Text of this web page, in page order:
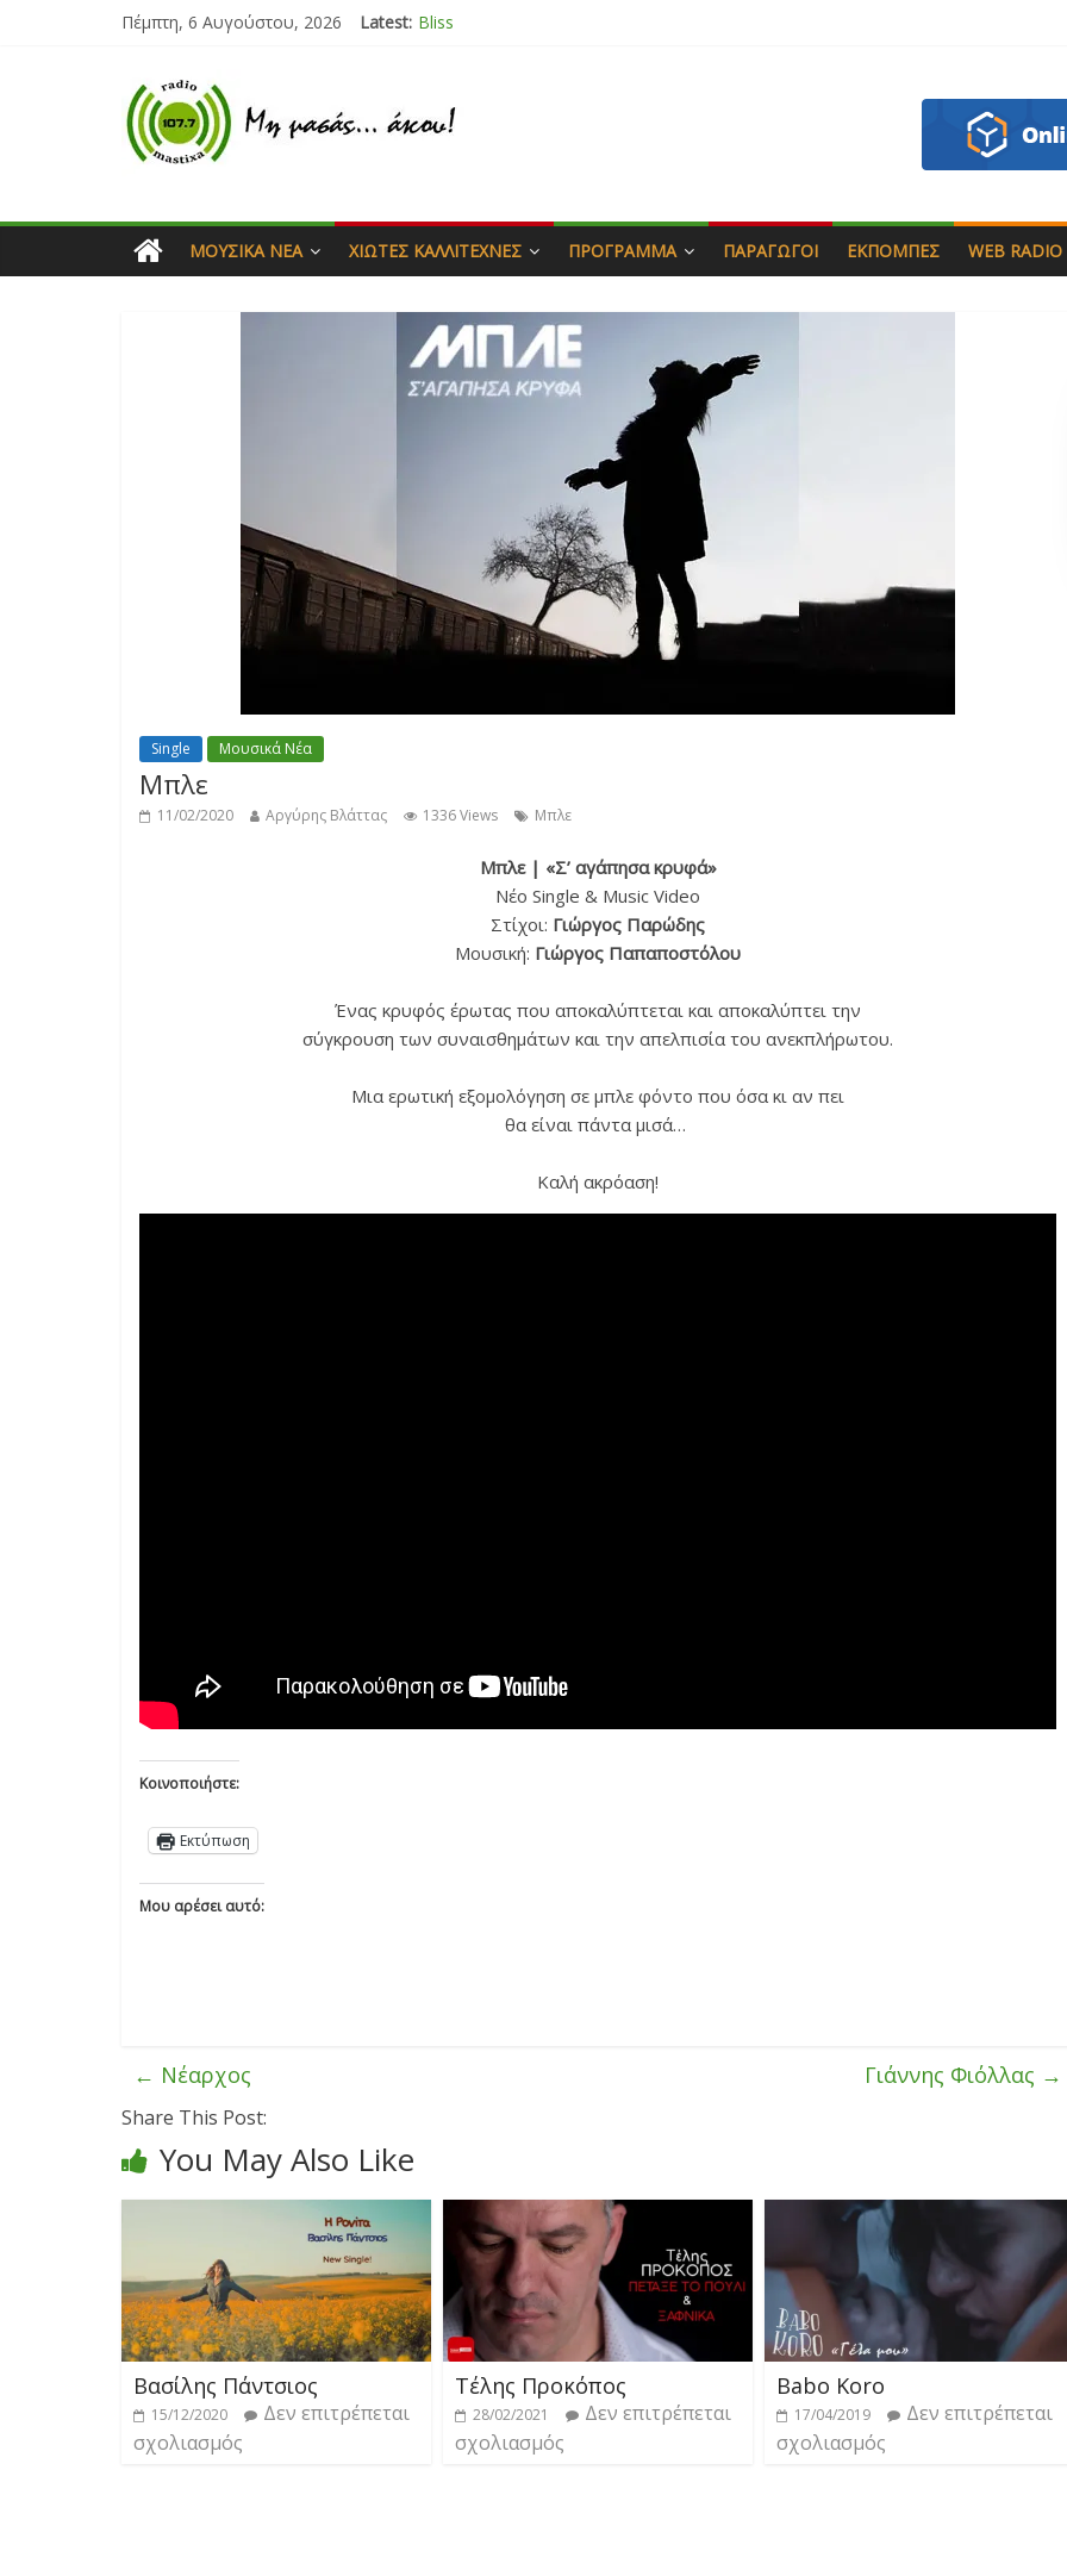
Πέμπτη, 6 Αυγούστου, 2026 Latest: Bliss
Τάνια Μπρεάζου
ΜΟΥΣΙΚΆ ΝΈΑ ΧΙΏΤΕΣ ΚΑΛΛΙΤΈΧΝΕΣ ΠΡΌΓΡΑΜΜΑ ΠΑΡΑΓΩΓΟΊ ΕΚΠΟΜΠΈΣ WEB RADIO
Single Μουσικά Νέα
Μπλε
11/02/2020 Αργύρης Βλάττας 1336 Views Μπλε
Μπλε | «Σ’ αγάπησα κρυφά»
Νέο Single & Music Video
Στίχοι: Γιώργος Παρώδης
Μουσική: Γιώργος Παπαποστόλου
Ένας κρυφός έρωτας που αποκαλύπτεται και αποκαλύπτει την
σύγκρουση των συναισθημάτων και την απελπισία του ανεκπλήρωτου.
Μια ερωτική εξομολόγηση σε μπλε φόντο που όσα κι αν πει
θα είναι πάντα μισά…
Καλή ακρόαση!
Κοινοποιήστε:
Εκτύπωση
Μου αρέσει αυτό:
← Νέαρχος Γιάννης Φιόλλας →
Share This Post:
You May Also Like
Βασίλης Πάντσιος
15/12/2020
Δεν επιτρέπεται
σχολιασμός
Τέλης Προκόπος
28/02/2021
Δεν επιτρέπεται
σχολιασμός
Babo Koro
17/04/2019
Δεν επιτρέπεται
σχολιασμός